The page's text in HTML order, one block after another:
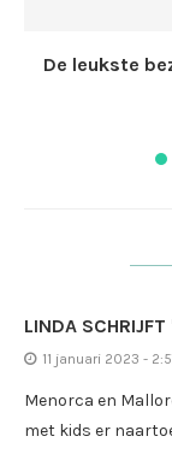
De leukste
LINDA SCHRIJFT
11 januari 2023 -
Menorca en
met kids er